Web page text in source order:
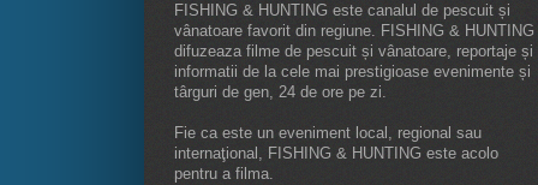
FISHING & HUNTING este canalul de pescuit și
vânatoare favorit din regiune. FISHING & HUNTING
difuzeaza filme de pescuit și vânatoare, reportaje și
informatii de la cele mai prestigioase evenimente și
târguri de gen, 24 de ore pe zi.
Fie ca este un eveniment local, regional sau
internaţional, FISHING & HUNTING este acolo
pentru a filma.